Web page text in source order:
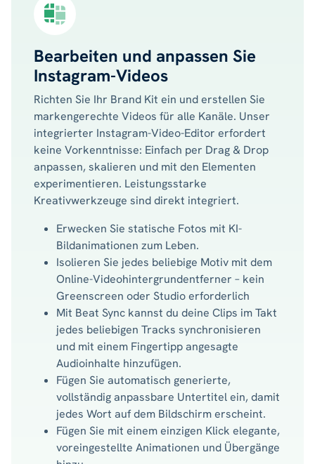
Bearbeiten und anpassen Sie
Instagram-Videos
Richten Sie Ihr Brand Kit ein und erstellen Sie
markengerechte Videos für alle Kanäle. Unser
integrierter Instagram-Video-Editor erfordert
keine Vorkenntnisse: Einfach per Drag & Drop
anpassen, skalieren und mit den Elementen
experimentieren. Leistungsstarke
Kreativwerkzeuge sind direkt integriert.
Erwecken Sie statische Fotos mit KI-
Bildanimationen zum Leben.
Isolieren Sie jedes beliebige Motiv mit dem
Online-Videohintergrundentferner – kein
Greenscreen oder Studio erforderlich
Mit Beat Sync kannst du deine Clips im Takt
jedes beliebigen Tracks synchronisieren
und mit einem Fingertipp angesagte
Audioinhalte hinzufügen.
Fügen Sie automatisch generierte,
vollständig anpassbare Untertitel ein, damit
jedes Wort auf dem Bildschirm erscheint.
Fügen Sie mit einem einzigen Klick elegante,
voreingestellte Animationen und Übergänge